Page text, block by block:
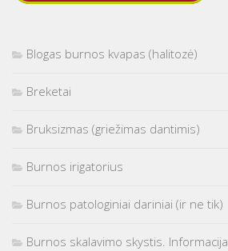
Blogas burnos kvapas (halitozė)
Breketai
Bruksizmas (griežimas dantimis)
Burnos irigatorius
Burnos patologiniai dariniai (ir ne tik)
Burnos skalavimo skystis. Informacija